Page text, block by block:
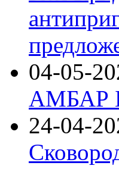
04-05-
АМБАР
24-04-